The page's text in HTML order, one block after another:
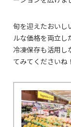
旬を迎えたおいし
ルな価格を両立し
冷凍保存も活用し
てみてくださいね！